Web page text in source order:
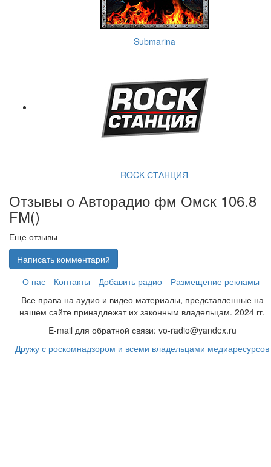
Submarina
ROCK СТАНЦИЯ
Отзывы о Авторадио фм Омск 106.8
FM()
Еще отзывы
Написать комментарий
О нас
Контакты Добавить радио
Размещение рекламы
Все права на аудио и видео материалы, представленные на
нашем сайте принадлежат их законным владельцам. 2024 гг.
E-mail для обратной связи: vo-radio@yandex.ru
Дружу с роскомнадзором и всеми владельцами медиаресурсов